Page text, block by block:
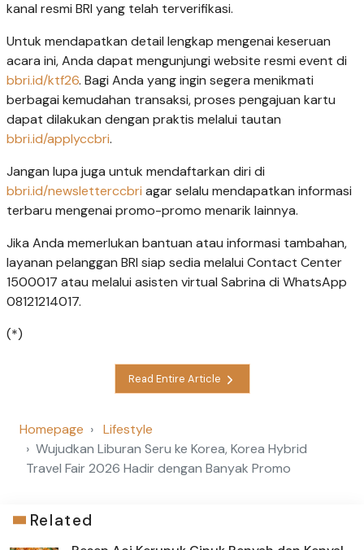
kanal resmi BRI yang telah terverifikasi.
Untuk mendapatkan detail lengkap mengenai keseruan
acara ini, Anda dapat mengunjungi website resmi event di
bbri.id/ktf26. Bagi Anda yang ingin segera menikmati
berbagai kemudahan transaksi, proses pengajuan kartu
dapat dilakukan dengan praktis melalui tautan
bbri.id/applyccbri.
Jangan lupa juga untuk mendaftarkan diri di
bbri.id/newsletterccbri agar selalu mendapatkan informasi
terbaru mengenai promo-promo menarik lainnya.
Jika Anda memerlukan bantuan atau informasi tambahan,
layanan pelanggan BRI siap sedia melalui Contact Center
1500017 atau melalui asisten virtual Sabrina di WhatsApp
08121214017.
(*)
Read Entire Article
Homepage
Lifestyle
Wujudkan Liburan Seru ke Korea, Korea Hybrid
Travel Fair 2026 Hadir dengan Banyak Promo
Related